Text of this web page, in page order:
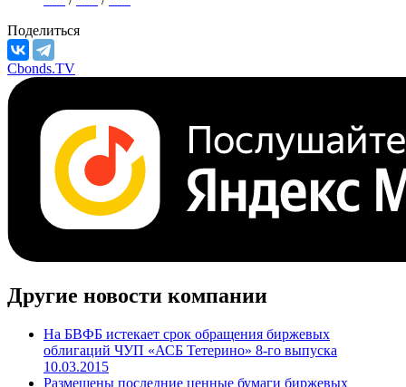
АПК и сельское хозяйство
М/S&P/F
***/
Поделиться
Cbonds.TV
Другие новости компании